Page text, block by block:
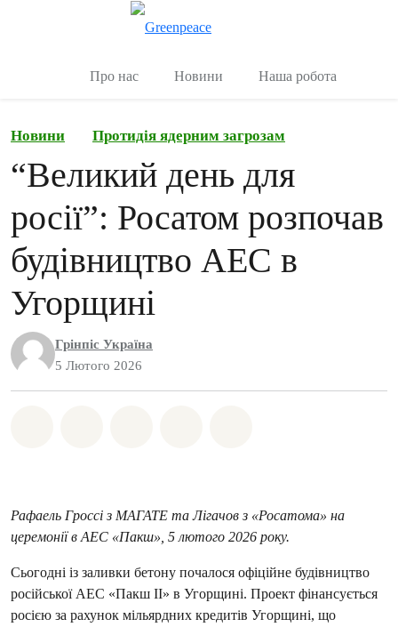
Про нас Новини Наша робота
Новини Протидія ядерним загрозам
“Великий день для
росії”: Росатом розпочав
будівництво АЕС в
Угорщині
Грінпіс Україна
5 Лютого 2026
Рафаель Гроссі з МАГАТЕ та Лігачов з «Росатома» на
церемонії в АЕС «Пакш», 5 лютого 2026 року.
Сьогодні із заливки бетону почалося офіційне будівництво
російської АЕС «Пакш II» в Угорщині. Проект фінансується
росією за рахунок мільярдних кредитів Угорщині, що